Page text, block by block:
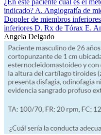
indicado? A. Angiografía de
Doppler de miembros
inferiores D. Rx de Tórax E.
Angela Delgado